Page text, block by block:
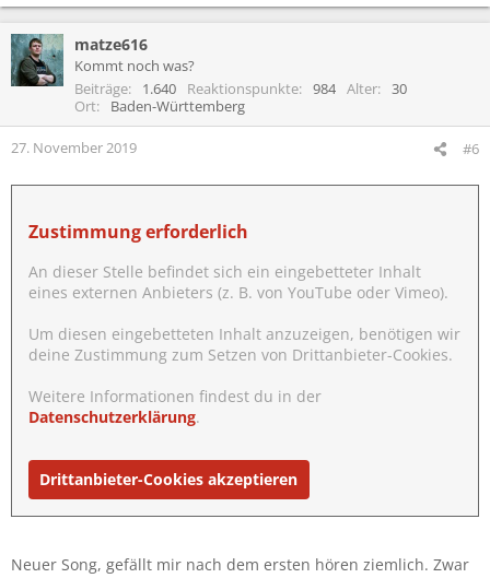
matze616
Kommt noch was?
Beiträge
1.640 Reaktionspunkte 984 Alter
30
Ort
Baden-Württemberg
27. November 2019 #6
Zustimmung erforderlich
An dieser Stelle befindet sich ein eingebetteter Inhalt
eines externen Anbieters (z. B. von YouTube oder Vimeo).
Um diesen eingebetteten Inhalt anzuzeigen, benötigen wir
deine Zustimmung zum Setzen von Drittanbieter-Cookies.
Weitere Informationen findest du in der
Datenschutzerklärung.
Drittanbieter-Cookies akzeptieren
Neuer Song, gefällt mir nach dem ersten hören ziemlich. Zwar